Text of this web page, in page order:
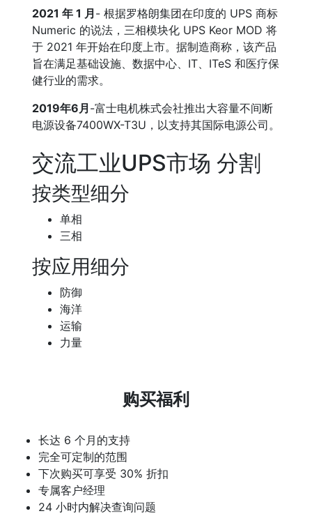
2021 年 1 月 - 根据罗格朗集团在印度的 UPS 商标
Numeric 的说法，三相模块化 UPS Keor MOD 将
于 2021 年开始在印度上市。据制造商称，该产品
旨在满足基础设施、数据中心、IT、ITeS 和医疗保
健行业的需求。
2019年6月 -富士电机株式会社推出大容量不间断
电源设备7400WX-T3U，以支持其国际电源公司。
交流工业UPS市场 分割
按类型细分
单相
三相
按应用细分
防御
海洋
运输
力量
购买福利
长达 6 个月的支持
完全可定制的范围
下次购买可享受 30% 折扣
专属客户经理
24 小时内解决查询问题